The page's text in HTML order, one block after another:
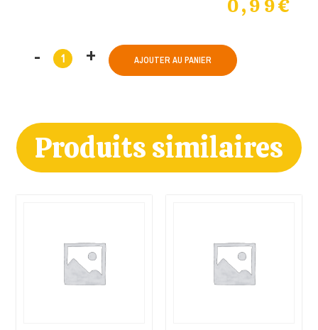
0,99€
AJOUTER AU PANIER
Produits similaires